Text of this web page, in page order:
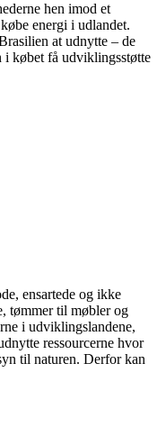
hen imod et
energi i udlandet.
at udnytte – de
købet få udviklingsstøtte
ensartede og ikke
tømmer til møbler og
i udviklingslandene,
ressourcerne hvor
til naturen. Derfor kan